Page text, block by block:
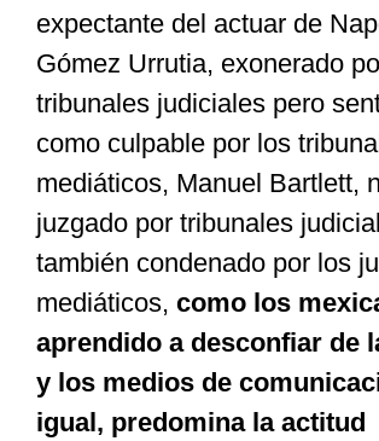
expectante del actuar de
Gómez Urrutia, exonerado
tribunales judiciales pero
como culpable por los
mediáticos, Manuel Bartlett,
juzgado por tribunales
también condenado por los
mediáticos, como los
aprendido a desconfiar de
y los medios de
igual, predomina la actitud